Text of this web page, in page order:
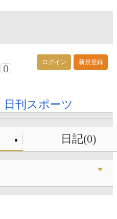
ログイン 新規登録
0
日刊スポーツ
日記(0)